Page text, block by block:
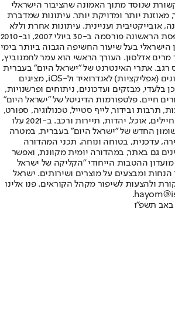
שנוסד מתוך האמונה שהציבור הישראלי
מאוזנת יותר ומדויקת יותר. עיתונות שמדברת
אובייקטיבית ועניינית. עיתונות אחרת וללא
תשלום. המהדורה המודפסת הראשונה פורסמה ב-30 ביולי 2007, וב-2010
הישראלי בעל שיעור החשיפה הגבוה ביותר בימי
מרים אדלסון. העורך הראשי הוא עמר לחמנוביץ,
רגב. אתרי האינטרנט של "ישראל היום" בעברית
ובאנגלית, כמו כן היישומונים (אפליקציות) לאנדרואיד ול-iOS, מציגים
בלעדי, מבזקים ועדכונים, ניתוחים ופרשנויות,
חיים. פלטפורמות הדיגיטל של "ישראל היום"
תרבות ובידור, לייף סטייל, טכנולוגיה, ספורט,
כלכלה וצרכנות, בריאות, חיילים, אוכל, יהדות, תיירות ורכב. ב-2021 עלו
החדש של "ישראל היום" בעברית, במטרה
עדכנית, בטוחה ונוחה. תכני המהדורה
גם באתר, במהדורה יומית מקוונת, ואפשר
ההטבות הייחודי "הקליקה של ישראל
הנחות ומבצעים על מוצרים ושירותים. ישראל
ולהצעות לשיפור מקהל הקוראים. פנו אלינו
באב תשפ"ו